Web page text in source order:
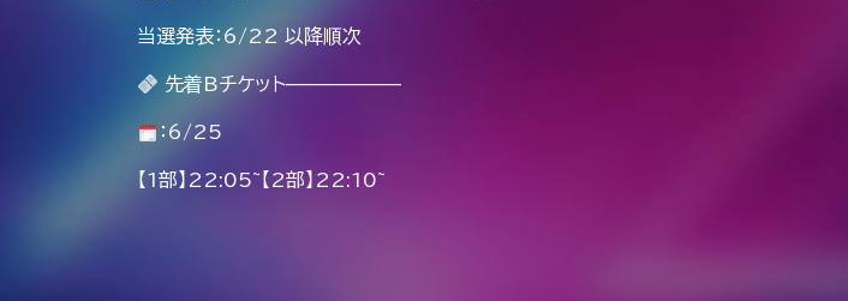
当選発表：6/22 以降順次
先着Bチケット——————
：6/25
【1部】22:05~【2部】22:10~